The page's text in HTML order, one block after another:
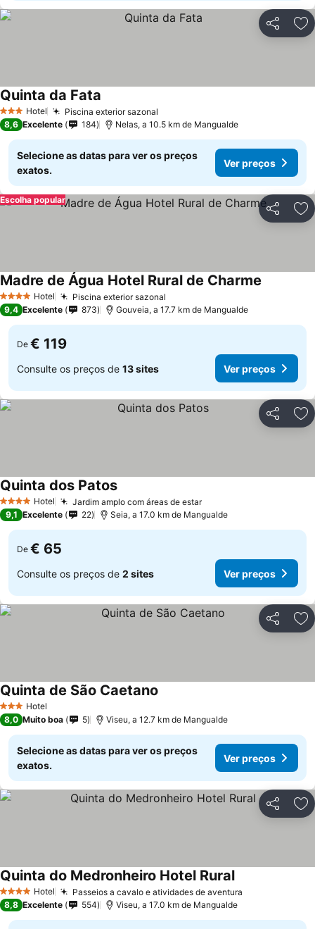
Partilhar
3 EstrelasHotel Piscina exterior sazonal
Quinta da Fata
8,6 Excelente 184 Nelas, a 10.5 km de Mangualde
Selecione as datas para ver os preços
exatos.
Ver preços
Partilhar
Escolha popular
4 EstrelasHotel Piscina exterior sazonal
Madre de Água Hotel Rural de Charme
9,4 Excelente 873 Gouveia, a 17.7 km de Mangualde
De € 119
Consulte os preços de 13 sites Ver preços
Partilhar
4 EstrelasHotel Jardim amplo com áreas de estar
Quinta dos Patos
9,1 Excelente 22 Seia, a 17.0 km de Mangualde
De € 65
Consulte os preços de 2 sites Ver preços
Partilhar
3 EstrelasHotel
Quinta de São Caetano
8,0 Muito boa 5 Viseu, a 12.7 km de Mangualde
Selecione as datas para ver os preços
exatos.
Ver preços
Partilhar
4 EstrelasHotel Passeios a cavalo e atividades de aventura
Quinta do Medronheiro Hotel Rural
8,8 Excelente 554 Viseu, a 17.0 km de Mangualde